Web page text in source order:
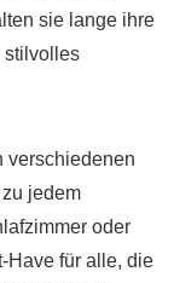
sie lange ihre
stilvolles
verschiedenen
jedem
oder
Have für alle, die